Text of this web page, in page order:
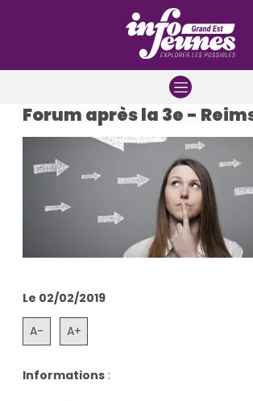
Forum après la 3e -
Le 02/02/2019
A- A+
Informations :